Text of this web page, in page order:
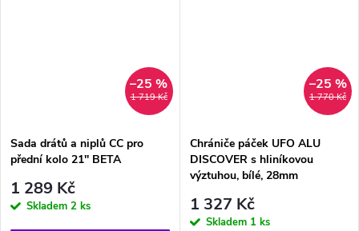
1 719 Kč
–25 %
Sada drátů a niplů CC pro
přední kolo 21'' BETA
1 289 Kč
Skladem 2 ks
1 770 Kč
–25 %
Chrániče páček UFO ALU
DISCOVER s hliníkovou
výztuhou, bílé, 28mm
1 327 Kč
Skladem 1 ks